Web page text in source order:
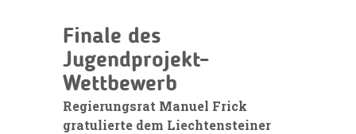
Finale des
Jugendprojekt-
Wettbewerb
Regierungsrat Manuel Frick
gratulierte dem Liechtensteiner